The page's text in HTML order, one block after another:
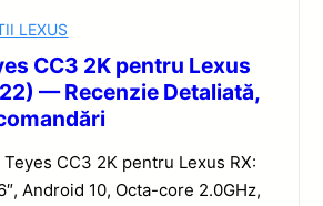
LEXUS
CC3 2K pentru Lexus
— Recenzie Detaliată,
CC3 2K pentru Lexus RX:
Android 10, Octa-core 2.0GHz,